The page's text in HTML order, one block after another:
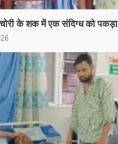
चोरी के शक में एक संदिग्ध को पकड़ा